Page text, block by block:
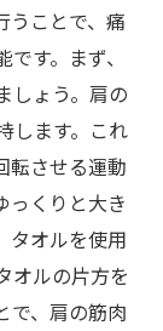
うことで、痛
す。まず、
しょう。肩の
します。これ
転させる運動
っくりと大き
タオルを使用
オルの片方を
で、肩の筋肉